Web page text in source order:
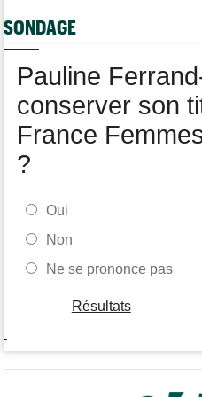
pour 1 an
Felix Gall remporte la 3e étape
général
SONDAGE
Pauline
conserver son
France
?
Oui
Non
Ne se prononce pas
Résultats
-